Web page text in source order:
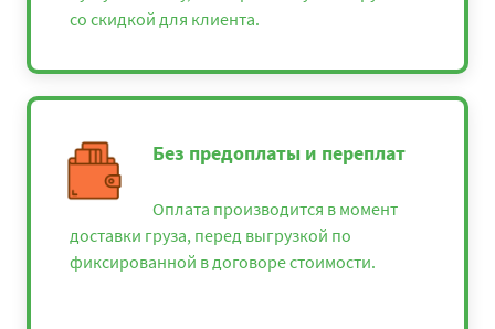
со скидкой для клиента.
Без предоплаты и переплат
Оплата производится в момент
доставки груза, перед выгрузкой по
фиксированной в договоре стоимости.